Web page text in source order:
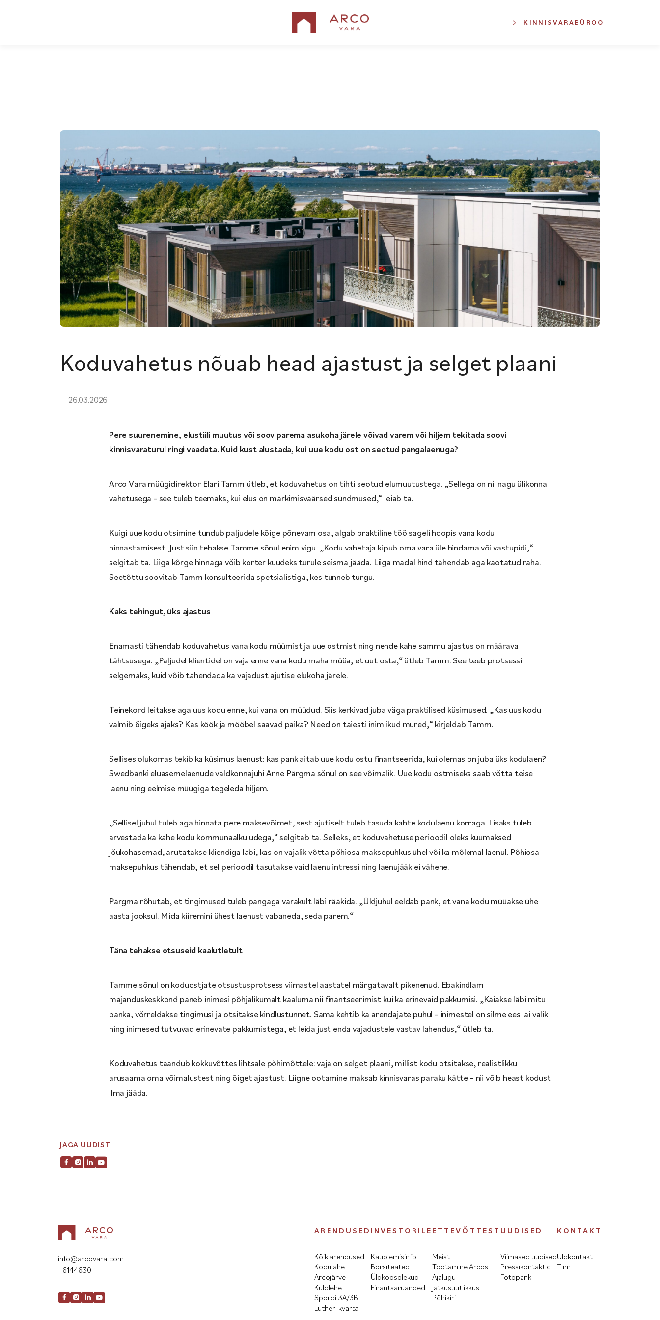
KINNISVARABÜROO
EHITUSKVALITEET UUDISED EST
Koduvahetus nõuab head ajastust ja selget plaani
26.03.2026
Pere suurenemine, elustiili muutus või soov parema asukoha järele võivad varem või hiljem tekitada soovi
kinnisvaraturul ringi vaadata. Kuid kust alustada, kui uue kodu ost on seotud pangalaenuga?
Arco Vara müügidirektor Elari Tamm ütleb, et koduvahetus on tihti seotud elumuutustega. „Sellega on nii nagu ülikonna
vahetusega – see tuleb teemaks, kui elus on märkimisväärsed sündmused,“ leiab ta.
Kuigi uue kodu otsimine tundub paljudele kõige põnevam osa, algab praktiline töö sageli hoopis vana kodu
hinnastamisest. Just siin tehakse Tamme sõnul enim vigu. „Kodu vahetaja kipub oma vara üle hindama või vastupidi,“
selgitab ta. Liiga kõrge hinnaga võib korter kuudeks turule seisma jääda. Liiga madal hind tähendab aga kaotatud raha.
Seetõttu soovitab Tamm konsulteerida spetsialistiga, kes tunneb turgu.
Kaks tehingut, üks ajastus
Enamasti tähendab koduvahetus vana kodu müümist ja uue ostmist ning nende kahe sammu ajastus on määrava
tähtsusega. „Paljudel klientidel on vaja enne vana kodu maha müüa, et uut osta,“ ütleb Tamm. See teeb protsessi
selgemaks, kuid võib tähendada ka vajadust ajutise elukoha järele.
Teinekord leitakse aga uus kodu enne, kui vana on müüdud. Siis kerkivad juba väga praktilised küsimused. „Kas uus kodu
valmib õigeks ajaks? Kas köök ja mööbel saavad paika? Need on täiesti inimlikud mured,“ kirjeldab Tamm.
Sellises olukorras tekib ka küsimus laenust: kas pank aitab uue kodu ostu finantseerida, kui olemas on juba üks kodulaen?
Swedbanki eluasemelaenude valdkonnajuhi Anne Pärgma sõnul on see võimalik. Uue kodu ostmiseks saab võtta teise
laenu ning eelmise müügiga tegeleda hiljem.
„Sellisel juhul tuleb aga hinnata pere maksevõimet, sest ajutiselt tuleb tasuda kahte kodulaenu korraga. Lisaks tuleb
arvestada ka kahe kodu kommunaalkuludega,“ selgitab ta. Selleks, et koduvahetuse perioodil oleks kuumaksed
jõukohasemad, arutatakse kliendiga läbi, kas on vajalik võtta põhiosa maksepuhkus ühel või ka mõlemal laenul. Põhiosa
maksepuhkus tähendab, et sel perioodil tasutakse vaid laenu intressi ning laenujääk ei vähene.
Pärgma rõhutab, et tingimused tuleb pangaga varakult läbi rääkida. „Üldjuhul eeldab pank, et vana kodu müüakse ühe
aasta jooksul. Mida kiiremini ühest laenust vabaneda, seda parem.“
Täna tehakse otsuseid kaalutletult
Tamme sõnul on koduostjate otsustusprotsess viimastel aastatel märgatavalt pikenenud. Ebakindlam
majanduskeskkond paneb inimesi põhjalikumalt kaaluma nii finantseerimist kui ka erinevaid pakkumisi. „Käiakse läbi mitu
panka, võrreldakse tingimusi ja otsitakse kindlustunnet. Sama kehtib ka arendajate puhul – inimestel on silme ees lai valik
ning inimesed tutvuvad erinevate pakkumistega, et leida just enda vajadustele vastav lahendus,“ ütleb ta.
Koduvahetus taandub kokkuvõttes lihtsale põhimõttele: vaja on selget plaani, millist kodu otsitakse, realistlikku
arusaama oma võimalustest ning õiget ajastust. Liigne ootamine maksab kinnisvaras paraku kätte – nii võib heast kodust
ilma jääda.
JAGA UUDIST
info@arcovara.com
+6144630
ARENDUSED
Kõik arendused
Kodulahe
Arcojärve
Kuldlehe
Spordi 3A/3B
Lutheri kvartal
INVESTORILE
Kauplemisinfo
Börsiteated
Üldkoosolekud
Finantsaruanded
ETTEVÕTTEST
Meist
Töötamine Arcos
Ajalugu
Jätkusuutlikkus
Põhikiri
UUDISED
Viimased uudised
Pressikontaktid
Fotopank
KONTAKT
Üldkontakt
Tiim